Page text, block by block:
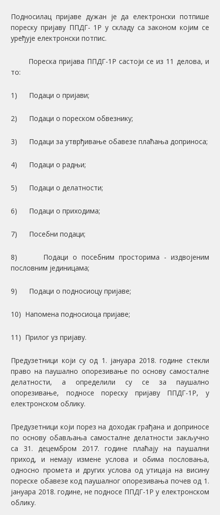
Подносилац пријаве дужан је да електронски потпише
пореску пријаву ППДГ- 1Р у складу са законом којим се
уређује електронски потпис.
Пореска пријава ППДГ-1Р састоји се из 11 делова, и
то:
1) Подаци о пријави;
2) Подаци о пореском обвезнику;
3) Подаци за утврђивање обавезе плаћања доприноса;
4) Подаци о радњи;
5) Подаци о делатности;
6) Подаци о приходима;
7) Посебни подаци;
8) Подаци о посебним просторима - издвојеним
пословним јединицама;
9) Подаци о подносиоцу пријаве;
10) Напомена подносиоца пријаве;
11) Прилог уз пријаву.
Предузетници који су од 1. јануара 2018. године стекли
право на паушално опорезивање по основу самосталне
делатности, а определили су се за паушално
опорезивање, подносе пореску пријаву ППДГ-1Р, у
електронском облику.
Предузетници који порез на доходак грађана и доприносе
по основу обављања самосталне делатности закључно
са 31. децембром 2017. године плаћају на паушални
приход, и немају измене услова и обима пословања,
односно промета и других услова од утицаја на висину
пореске обавезе код паушалног опорезивања почев од 1.
јануара 2018. године, не подносе ППДГ-1Р у електронском
облику.